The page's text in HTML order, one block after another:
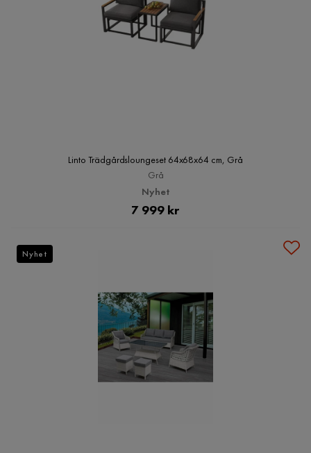
Linto Trädgårdsloungeset 64x68x64 cm, Grå
Grå
Nyhet
Pris
7 999 kr
Nyhet